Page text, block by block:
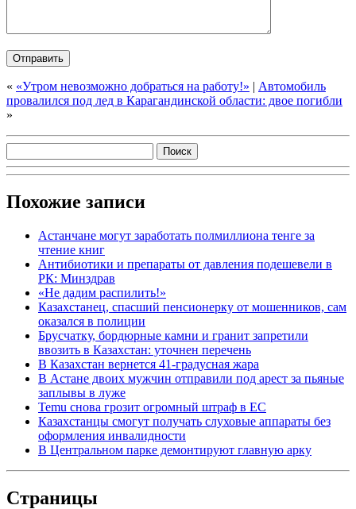
« «Утром невозможно добраться на работу!» | Автомобиль
провалился под лед в Карагандинской области: двое погибли
»
Похожие записи
Астанчане могут заработать полмиллиона тенге за
чтение книг
Антибиотики и препараты от давления подешевели в
РК: Минздрав
«Не дадим распилить!»
Казахстанец, спасший пенсионерку от мошенников, сам
оказался в полиции
Брусчатку, бордюрные камни и гранит запретили
ввозить в Казахстан: уточнен перечень
В Казахстан вернется 41-градусная жара
В Астане двоих мужчин отправили под арест за пьяные
заплывы в луже
Temu снова грозит огромный штраф в ЕС
Казахстанцы смогут получать слуховые аппараты без
оформления инвалидности
В Центральном парке демонтируют главную арку
Страницы